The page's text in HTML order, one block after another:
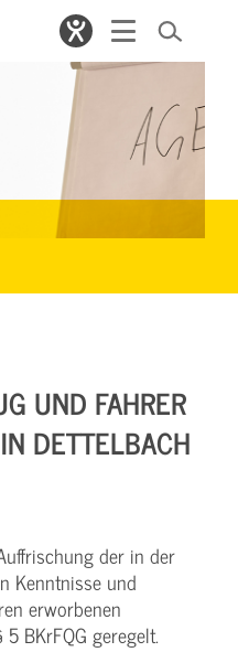
UND FAHRER
DETTELBACH
der in der
Kenntnisse und
erworbenen
BKrFQG geregelt.